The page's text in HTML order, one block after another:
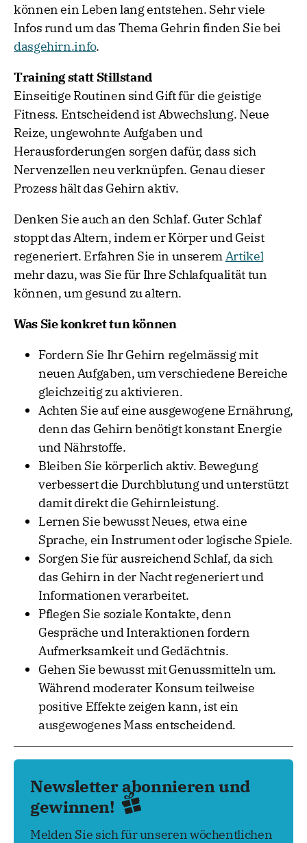
können ein Leben lang entstehen. Sehr viele
Infos rund um das Thema Gehrin finden Sie bei
dasgehirn.info.
Training statt Stillstand
Einseitige Routinen sind Gift für die geistige
Fitness. Entscheidend ist Abwechslung. Neue
Reize, ungewohnte Aufgaben und
Herausforderungen sorgen dafür, dass sich
Nervenzellen neu verknüpfen. Genau dieser
Prozess hält das Gehirn aktiv.
Denken Sie auch an den Schlaf. Guter Schlaf
stoppt das Altern, indem er Körper und Geist
regeneriert. Erfahren Sie in unseremArtikel
mehr dazu, was Sie für Ihre Schlafqualität tun
können, um gesund zu altern.
Was Sie konkret tun können
Fordern Sie Ihr Gehirn regelmässig mit
neuen Aufgaben, um verschiedene Bereiche
gleichzeitig zu aktivieren.
Achten Sie auf eine ausgewogene Ernährung,
denn das Gehirn benötigt konstant Energie
und Nährstoffe.
Bleiben Sie körperlich aktiv. Bewegung
verbessert die Durchblutung und unterstützt
damit direkt die Gehirnleistung.
Lernen Sie bewusst Neues, etwa eine
Sprache, ein Instrument oder logische Spiele.
Sorgen Sie für ausreichend Schlaf, da sich
das Gehirn in der Nacht regeneriert und
Informationen verarbeitet.
Pflegen Sie soziale Kontakte, denn
Gespräche und Interaktionen fordern
Aufmerksamkeit und Gedächtnis.
Gehen Sie bewusst mit Genussmitteln um.
Während moderater Konsum teilweise
positive Effekte zeigen kann, ist ein
ausgewogenes Mass entscheidend.
Newsletter abonnieren und
gewinnen!
Melden Sie sich für unseren wöchentlichen